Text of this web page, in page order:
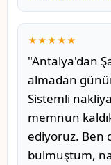
★★★★★
"Antalya'dan
almadan
Sistemli
memnun
ediyoruz. Ben
bulmuştum,